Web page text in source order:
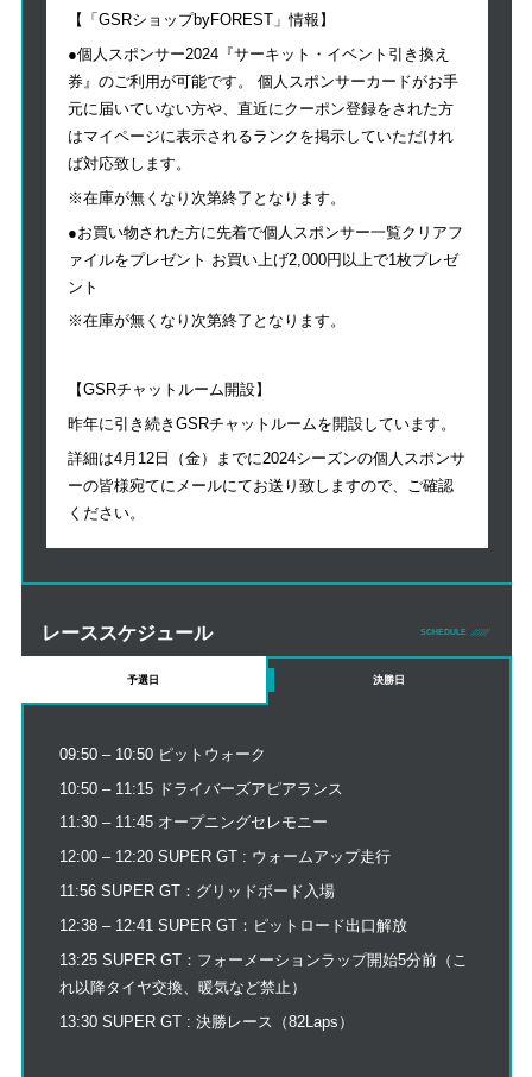
【「GSRショップbyFOREST」情報】
●個人スポンサー2024『サーキット・イベント引き換え
券』のご利用が可能です。 個人スポンサーカードがお手
元に届いていない方や、直近にクーポン登録をされた方
はマイページに表示されるランクを掲示していただけれ
ば対応致します。
※在庫が無くなり次第終了となります。
●お買い物された方に先着で個人スポンサー一覧クリアフ
ァイルをプレゼント お買い上げ2,000円以上で1枚プレゼ
ント
※在庫が無くなり次第終了となります。
【GSRチャットルーム開設】
昨年に引き続きGSRチャットルームを開設しています。
詳細は4月12日（金）までに2024シーズンの個人スポンサ
ーの皆様宛てにメールにてお送り致しますので、ご確認
ください。
レーススケジュール SCHEDULE
予選日 決勝日
09:50 – 10:50 ピットウォーク
10:50 – 11:15 ドライバーズアピアランス
11:30 – 11:45 オープニングセレモニー
12:00 – 12:20 SUPER GT : ウォームアップ走行
11:56 SUPER GT：グリッドボード入場
12:38 – 12:41 SUPER GT：ピットロード出口解放
13:25 SUPER GT：フォーメーションラップ開始5分前（こ
れ以降タイヤ交換、暖気など禁止）
13:30 SUPER GT : 決勝レース（82Laps）